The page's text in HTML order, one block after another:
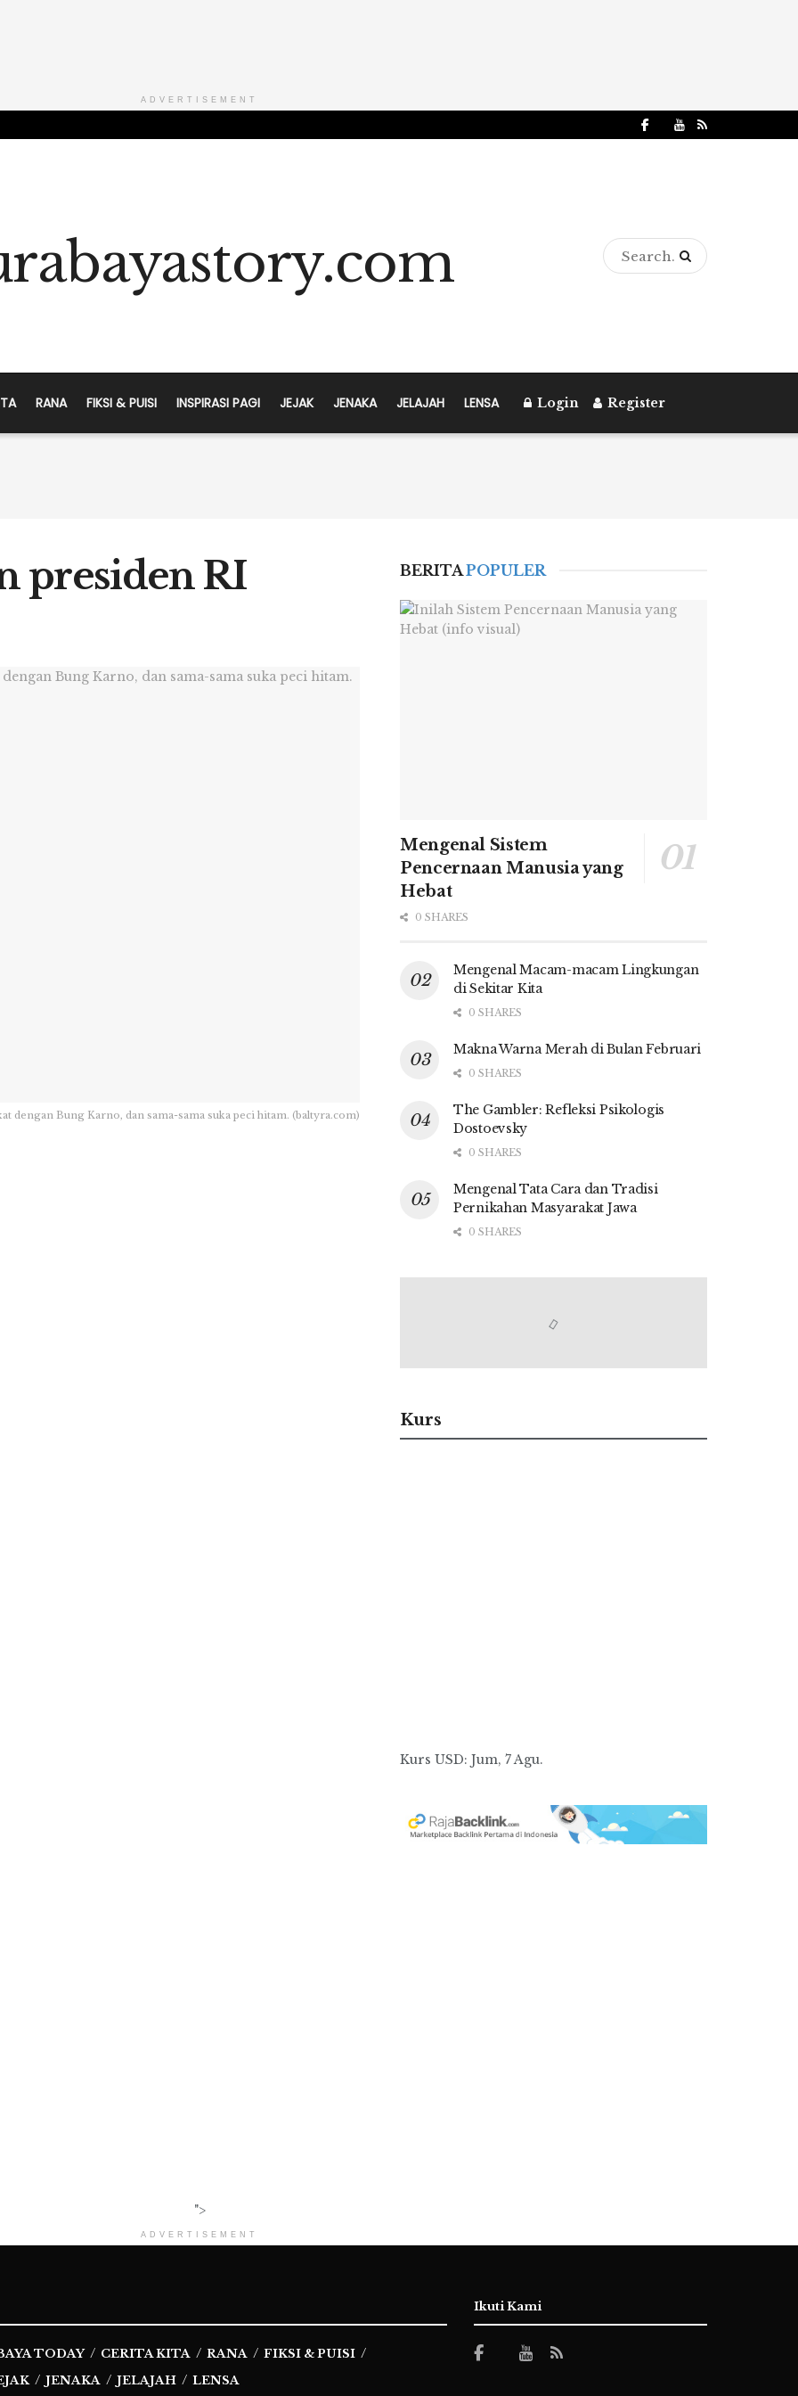
ADVERTISEMENT
RANA FIKSI & PUISI INSPIRASI PAGI JEJAK JENAKA JELAJAH LENSA Login Register
presiden RI
dengan Bung Karno, dan sama-sama suka peci hitam. (baltyra.com)
BERITAPOPULER
Mengenal Sistem
Pencernaan Manusia yang
Hebat
0 SHARES
Mengenal Macam-macam Lingkungan
di Sekitar Kita
0 SHARES
Makna Warna Merah di Bulan Februari
0 SHARES
The Gambler: Refleksi Psikologis
Dostoevsky
0 SHARES
Mengenal Tata Cara dan Tradisi
Pernikahan Masyarakat Jawa
0 SHARES
Kurs
Kurs USD: Jum, 7 Agu.
">
ADVERTISEMENT
TODAY CERITA KITA RANA
FIKSI & PUISI
JENAKA JELAJAH LENSA
Ikuti Kami